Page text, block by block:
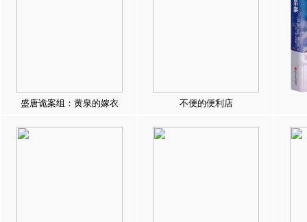
盛唐诡案组：黄泉的嫁衣 不便的便利店